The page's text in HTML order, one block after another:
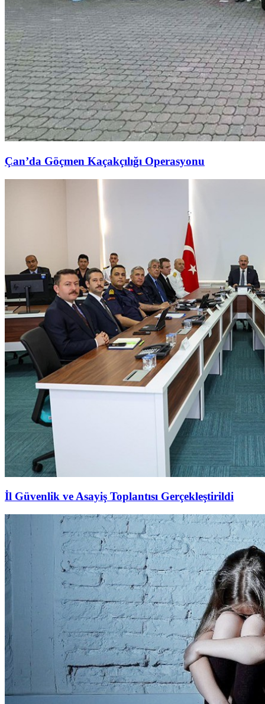
Çan’da Göçmen Kaçakçılığı Operasyonu
İl Güvenlik ve Asayiş Toplantısı Gerçekleştirildi